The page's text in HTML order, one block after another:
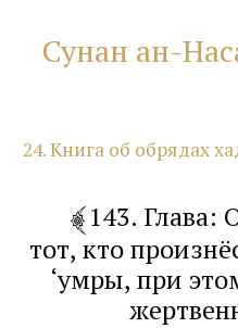
Сунан ан-
24. Книга об обрядах
143. Глава:
тот, кто
‘умры, при